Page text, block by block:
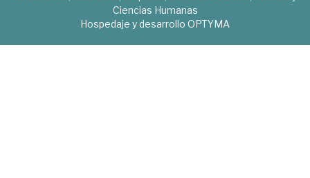
Ciencias Humanas
Hospedaje y desarrollo OPTYMA